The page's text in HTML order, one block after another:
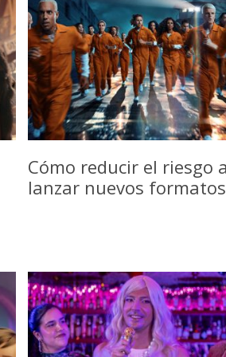
Cómo reducir el riesgo
lanzar nuevos formatos